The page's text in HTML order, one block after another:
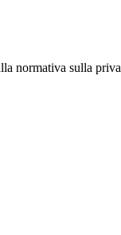
normativa sulla